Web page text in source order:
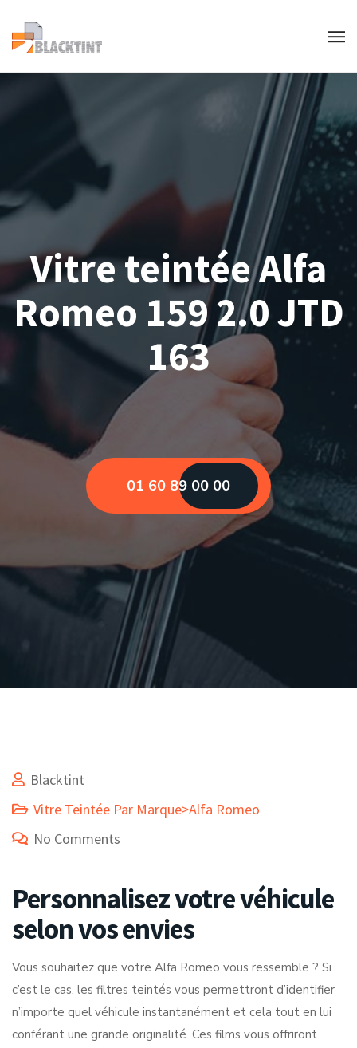
Vitre teintée Alfa
Romeo 159 2.0 JTD
163
01 60 89 00 00
Blacktint
Vitre Teintée Par Marque>Alfa Romeo
No Comments
Personnalisez votre véhicule
selon vos envies
Vous souhaitez que votre Alfa Romeo vous ressemble ? Si
c’est le cas, les filtres teintés vous permettront d’identifier
n’importe quel véhicule instantanément et cela tout en lui
conférant une grande originalité. Ces films vous offriront